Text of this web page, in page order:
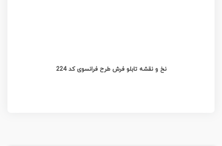
نخ و نقشه تابلو فرش طرح فرانسوی کد 224